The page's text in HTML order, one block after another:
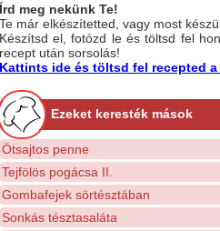
Írd meg nekünk Te!
Te már elkészítetted, vagy most
Készítsd el, fotózd le és töltsd fel
recept után sorsolás!
Kattints ide és töltsd fel recepted
Ezeket keresték mások
Ötsajtos penne
Tejfölös pogácsa II.
Gombafejek sörtésztában
Sonkás tésztasaláta